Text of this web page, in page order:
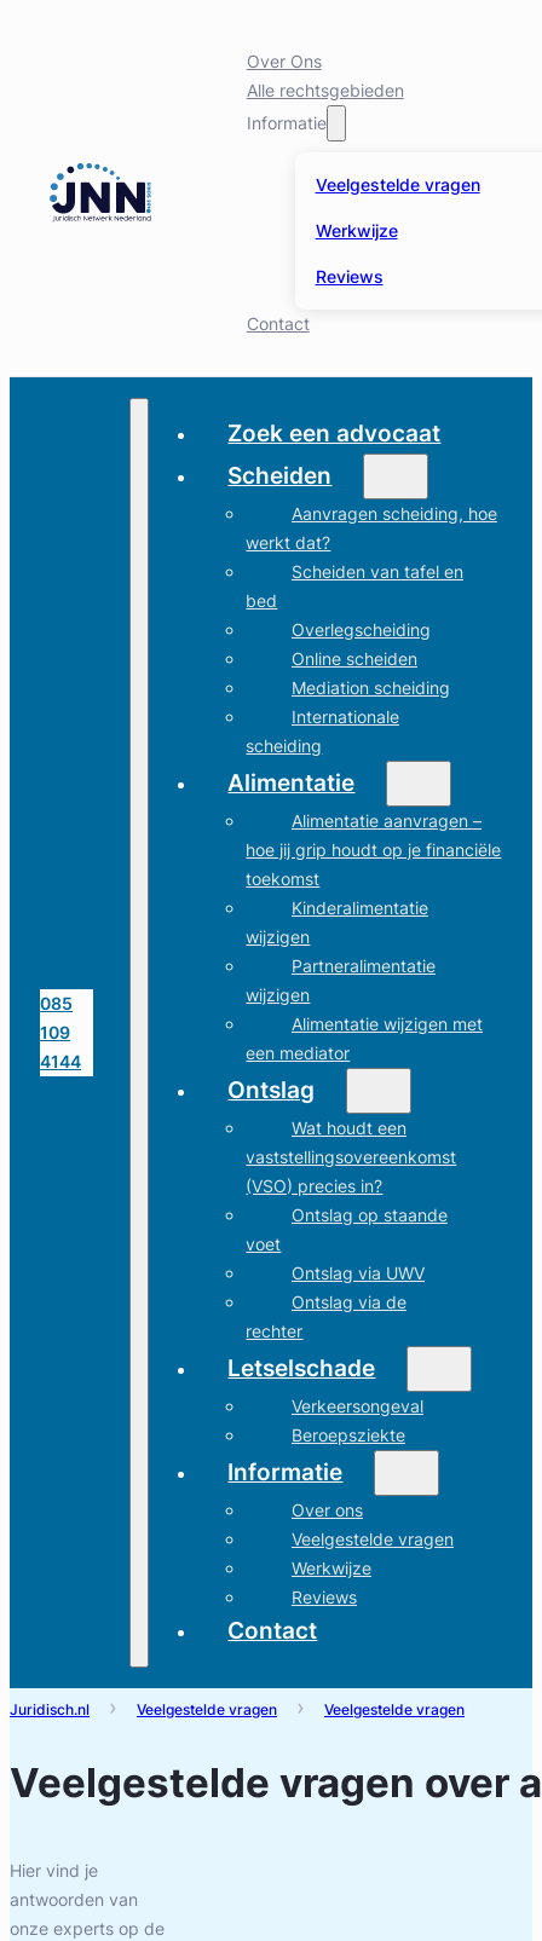
Over Ons
Alle rechtsgebieden
Informatie
Veelgestelde vragen
Werkwijze
Reviews
Contact
085
109
4144
Zoek een advocaat
Scheiden
Aanvragen scheiding, hoe
werkt dat?
Scheiden van tafel en
bed
Overlegscheiding
Online scheiden
Mediation scheiding
Internationale
scheiding
Alimentatie
Alimentatie aanvragen –
hoe jij grip houdt op je financiële
toekomst
Kinderalimentatie
wijzigen
Partneralimentatie
wijzigen
Alimentatie wijzigen met
een mediator
Ontslag
Wat houdt een
vaststellingsovereenkomst
(VSO) precies in?
Ontslag op staande
voet
Ontslag via UWV
Ontslag via de
rechter
Letselschade
Verkeersongeval
Beroepsziekte
Informatie
Over ons
Veelgestelde vragen
Werkwijze
Reviews
Contact
Juridisch.nl Veelgestelde vragen Veelgestelde vragen
Veelgestelde vragen over
Hier vind je
antwoorden van
onze experts op de